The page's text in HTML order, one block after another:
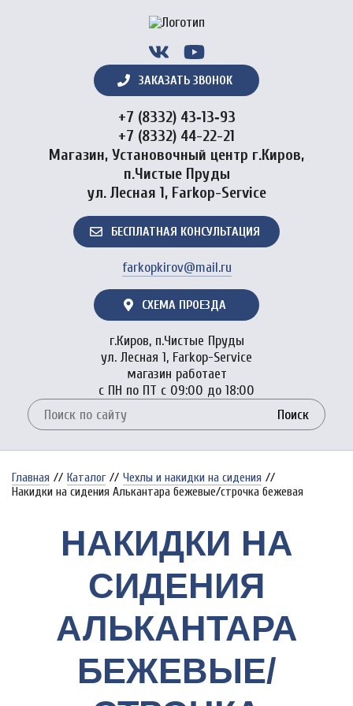
ЗАКАЗАТЬ ЗВОНОК
+7 (8332) 43‑13‑93
+7 (8332) 44-22-21
Магазин, Установочный центр г.Киров,
п.Чистые Пруды
ул. Лесная 1, Farkop-Service
БЕСПЛАТНАЯ КОНСУЛЬТАЦИЯ
farkopkirov@mail.ru
СХЕМА ПРОЕЗДА
г.Киров, п.Чистые Пруды
ул. Лесная 1, Farkop-Service
магазин работает
с ПН по ПТ с 09:00 до 18:00
Поиск
Главная // Каталог // Чехлы и накидки на сидения //
Накидки на сидения Алькантара бежевые/строчка бежевая
НАКИДКИ НА
СИДЕНИЯ
АЛЬКАНТАРА
БЕЖЕВЫЕ/